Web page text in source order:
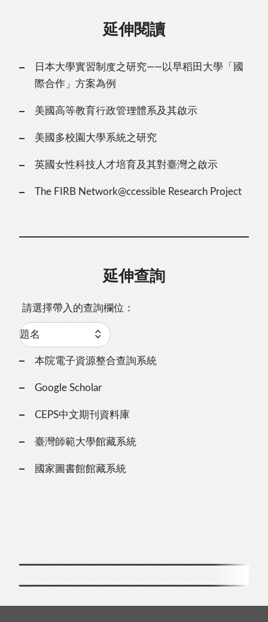
延伸閱讀
日本大學實習制度之研究——以早稻田大學「國
際合作」方案為例
美國高等教育行政管理體系及其啟示
美國多校園大學系統之研究
英國女性科技人才培育及其對臺灣之啟示
The FIRB Network@ccessible Research Project
延伸查詢
請選擇帶入的查詢欄位：
本院電子資源整合查詢系統
Google Scholar
CEPS中文期刊資料庫
臺灣師範大學館藏系統
國家圖書館館藏系統